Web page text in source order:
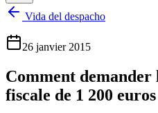
Vida del despacho
26 janvier 2015
Comment demander
fiscale de 1 200